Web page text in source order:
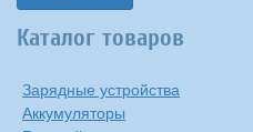
Каталог товаров
Зарядные устройства
Аккумуляторы